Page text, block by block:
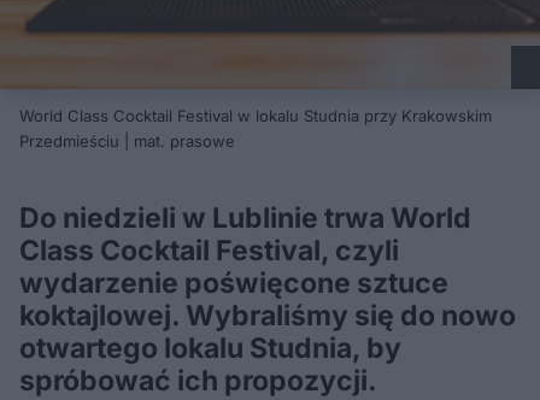
World Class Cocktail Festival w lokalu Studnia przy Krakowskim
Przedmieściu | mat. prasowe
Do niedzieli w Lublinie trwa World
Class Cocktail Festival, czyli
wydarzenie poświęcone sztuce
koktajlowej. Wybraliśmy się do nowo
otwartego lokalu Studnia, by
spróbować ich propozycji.